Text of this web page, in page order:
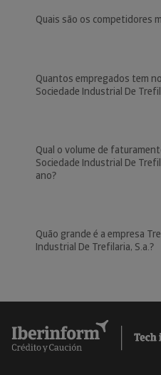
Quais são os competidores
Quantos empregados tem
Sociedade Industrial De
Qual o volume de
Sociedade Industrial De
ano?
Quão grande é a empresa
Industrial De Trefilaria, S.a.?